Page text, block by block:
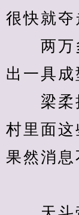
很快就夺
两万多
出一具成
梁柔挑
村里面这
果然消息